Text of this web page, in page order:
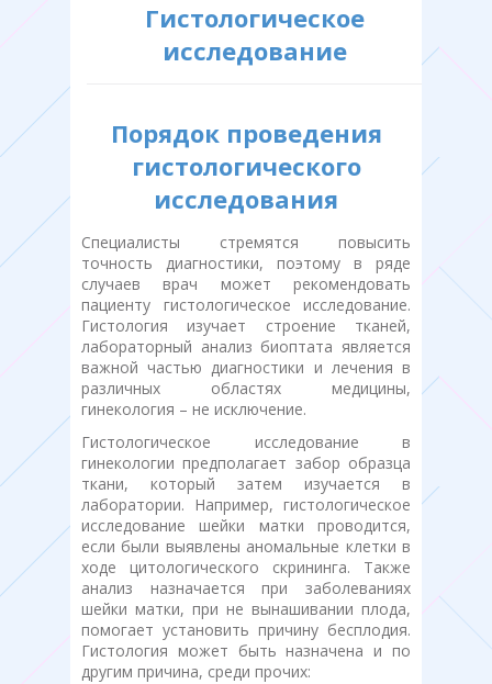
Гистологическое
исследование
Порядок проведения
гистологического
исследования
Специалисты стремятся повысить
точность диагностики, поэтому в ряде
случаев врач может рекомендовать
пациенту гистологическое исследование.
Гистология изучает строение тканей,
лабораторный анализ биоптата является
важной частью диагностики и лечения в
различных областях медицины,
гинекология – не исключение.
Гистологическое исследование в
гинекологии предполагает забор образца
ткани, который затем изучается в
лаборатории. Например, гистологическое
исследование шейки матки проводится,
если были выявлены аномальные клетки в
ходе цитологического скрининга. Также
анализ назначается при заболеваниях
шейки матки, при не вынашивании плода,
помогает установить причину бесплодия.
Гистология может быть назначена и по
другим причина, среди прочих: